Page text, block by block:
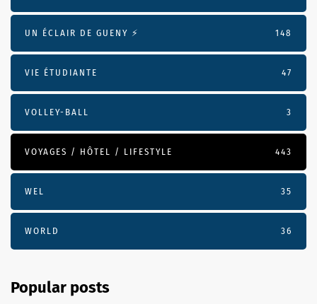
UN ÉCLAIR DE GUENY ⚡️ 148
VIE ÉTUDIANTE 47
VOLLEY-BALL 3
VOYAGES / HÔTEL / LIFESTYLE 443
WEL 35
WORLD 36
Popular posts